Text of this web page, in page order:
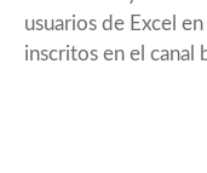
usuarios de Excel
inscritos en el canal